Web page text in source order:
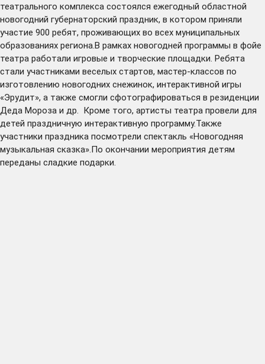
театрального комплекса состоялся ежегодный областной
новогодний губернаторский праздник, в котором приняли
участие 900 ребят, проживающих во всех муниципальных
образованиях региона.В рамках новогодней программы в фойе
театра работали игровые и творческие площадки. Ребята
стали участниками веселых стартов, мастер-классов по
изготовлению новогодних снежинок, интерактивной игры
«Эрудит», а также смогли сфотографироваться в резиденции
Деда Мороза и др. Кроме того, артисты театра провели для
детей праздничную интерактивную программу.Также
участники праздника посмотрели спектакль «Новогодняя
музыкальная сказка».По окончании мероприятия детям
переданы сладкие подарки.